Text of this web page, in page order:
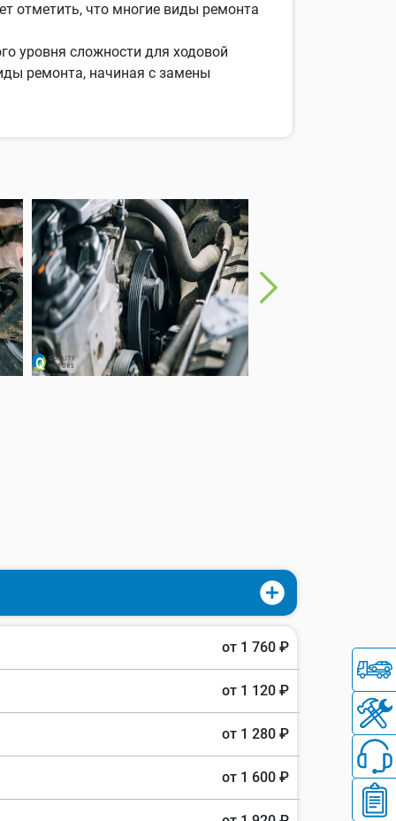
отметить, что многие виды ремонта
уровня сложности для ходовой
ремонта, начиная с замены
от 1 760 ₽
от 1 120 ₽
от 1 280 ₽
от 1 600 ₽